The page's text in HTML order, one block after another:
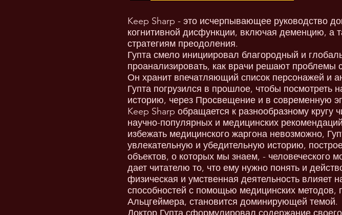
Keep Sharp - это исчерпывающее руководство
когнитивной дисфункции, включая деменцию, а
стратегиям преодоления.
Гупта смело инициировал благородный и
проанализировать, как врачи решают проблемы
Он хранит впечатляющий список персонажей и
Гупта погрузился в прошлое, чтобы
историю, через Просвещение и в современную
Keep Sharp обращается к разнообразному кругу
научно-популярных и медицинских
избежать медицинского жаргона невозможно,
увлекательную и убедительную историю,
объектов, о которых мы знаем, - человеческого
дает читателю то, что ему нужно понять и
физическая и умственная деятельность
способностей с помощью медицинских методов,
Альцгеймера, становится доминирующей темой.